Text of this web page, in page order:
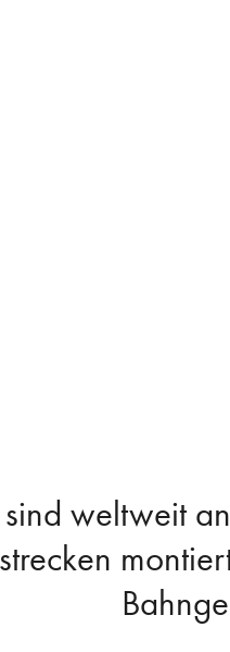
sind weltweit